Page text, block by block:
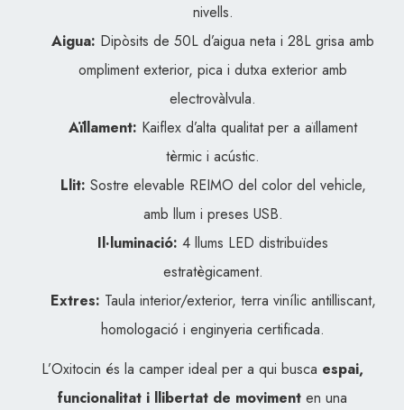
nivells.
Aigua: Dipòsits de 50L d’aigua neta i 28L grisa amb
ompliment exterior, pica i dutxa exterior amb
electrovàlvula.
Aïllament: Kaiflex d’alta qualitat per a aïllament
tèrmic i acústic.
Llit: Sostre elevable REIMO del color del vehicle,
amb llum i preses USB.
Il·luminació: 4 llums LED distribuïdes
estratègicament.
Extres: Taula interior/exterior, terra vinílic antilliscant,
homologació i enginyeria certificada.
L’Oxitocin és la camper ideal per a qui busca espai,
funcionalitat i llibertat de movimenten una